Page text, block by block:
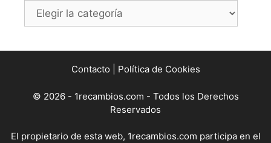
Categorías
Contacto Política de Cookies
© 2026 - 1recambios.com - Todos los Derechos
Reservados
El propietario de esta web, 1recambios.com participa en el